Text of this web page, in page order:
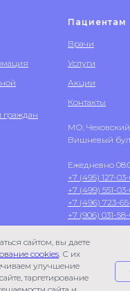
сайтом, вы даете
cookies. С их
улучшение
таргетирование
граждан
Пациентам
Врачи
Услуги
Акции
Контакты
МО, Чеховский
Вишневый
Ежедневно
+7 (495) 127-
+7 (499) 551-
+7 (496) 723-
+7 (906) 031-